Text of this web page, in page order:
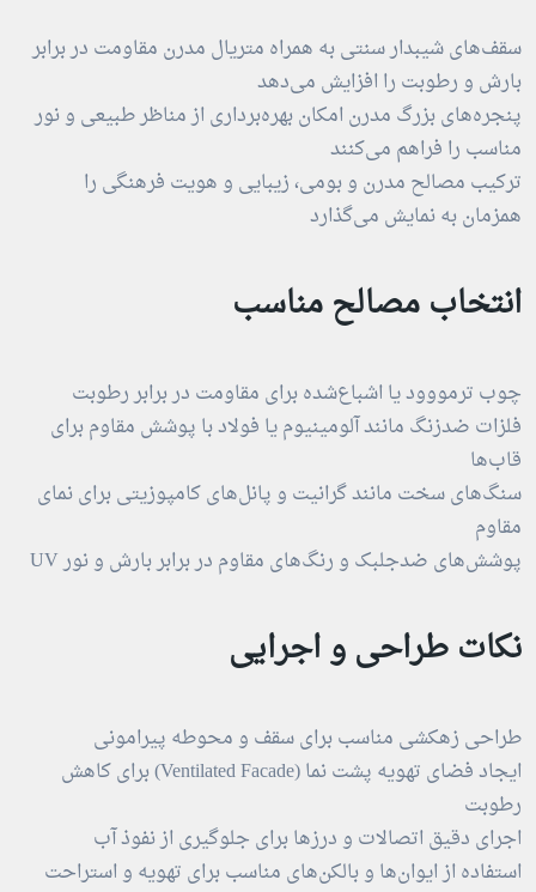
سقف‌های شیبدار سنتی به همراه متریال مدرن مقاومت در برابر
بارش و رطوبت را افزایش می‌دهد
پنجره‌های بزرگ مدرن امکان بهره‌برداری از مناظر طبیعی و نور
مناسب را فراهم می‌کنند
ترکیب مصالح مدرن و بومی، زیبایی و هویت فرهنگی را
همزمان به نمایش می‌گذارد
انتخاب مصالح مناسب
چوب ترمووود یا اشباع‌شده برای مقاومت در برابر رطوبت
فلزات ضدزنگ مانند آلومینیوم یا فولاد با پوشش مقاوم برای
قاب‌ها
سنگ‌های سخت مانند گرانیت و پانل‌های کامپوزیتی برای نمای
مقاوم
پوشش‌های ضدجلبک و رنگ‌های مقاوم در برابر بارش و نور UV
نکات طراحی و اجرایی
طراحی زهکشی مناسب برای سقف و محوطه پیرامونی
ایجاد فضای تهویه پشت نما (Ventilated Facade) برای کاهش
رطوبت
اجرای دقیق اتصالات و درزها برای جلوگیری از نفوذ آب
استفاده از ایوان‌ها و بالکن‌های مناسب برای تهویه و استراحت